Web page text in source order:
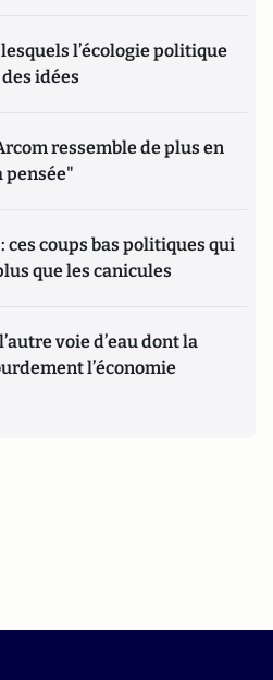
l’écologie politique
idées
ressemble de plus en
pensée"
coups bas politiques qui
que les canicules
voie d’eau dont la
l’économie